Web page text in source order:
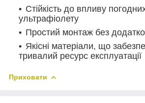
Стійкість до впливу
ультрафіолету
Простий монтаж без
Якісні матеріали, що
тривалий ресурс експлуатації
Приховати